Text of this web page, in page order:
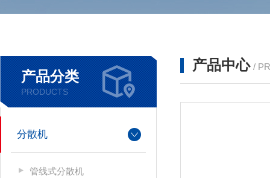
产品分类
PRODUCTS
分散机
管线式分散机
产品中心 /